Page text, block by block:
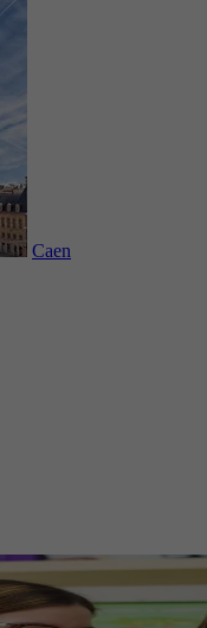
Caen